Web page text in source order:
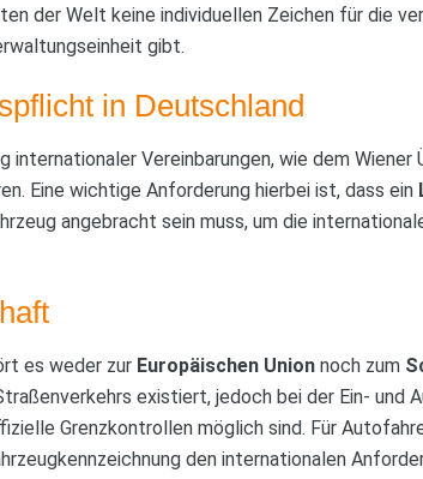
der Welt keine individuellen Zeichen für die
gibt.
in Deutschland
internationaler Vereinbarungen, wie dem Wiener
Eine wichtige Anforderung hierbei ist, dass ein
angebracht sein muss, um die
es weder zur Europäischen Union noch zum
existiert, jedoch bei der Ein- und
Grenzkontrollen möglich sind. Für
den internationalen